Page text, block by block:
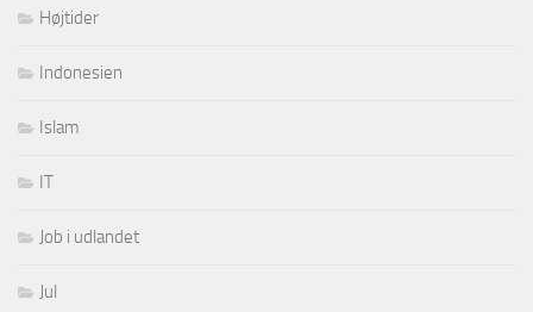
Højtider
Indonesien
Islam
IT
Job i udlandet
Jul